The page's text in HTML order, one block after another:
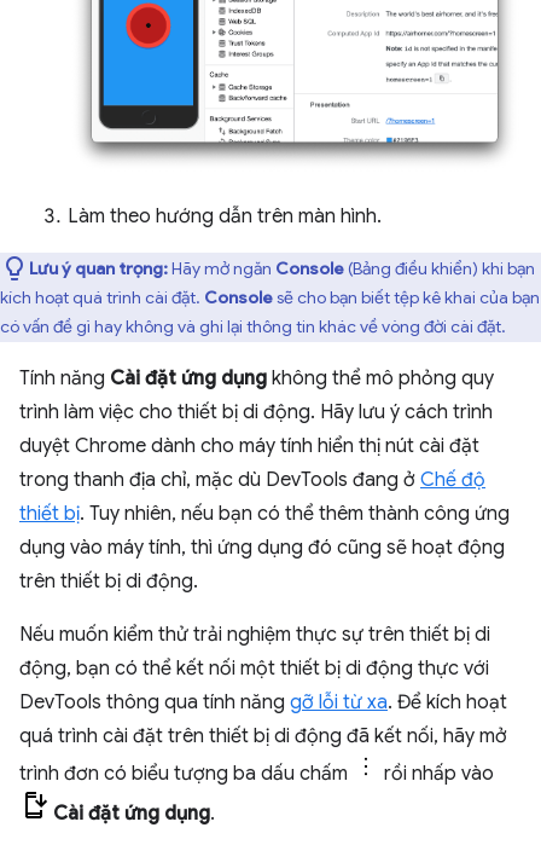
Làm theo hướng dẫn trên màn hình.
Lưu ý quan trọng:Hãy mở ngăn Console(Bảng điều khiển) khi bạn
kích hoạt quá trình cài đặt. Consolesẽ cho bạn biết tệp kê khai của bạn
có vấn đề gì hay không và ghi lại thông tin khác về vòng đời cài đặt.
Tính năng Cài đặt ứng dụng không thể mô phỏng quy
trình làm việc cho thiết bị di động. Hãy lưu ý cách trình
duyệt Chrome dành cho máy tính hiển thị nút cài đặt
trong thanh địa chỉ, mặc dù DevTools đang ở Chế độ
thiết bị. Tuy nhiên, nếu bạn có thể thêm thành công ứng
dụng vào máy tính, thì ứng dụng đó cũng sẽ hoạt động
trên thiết bị di động.
Nếu muốn kiểm thử trải nghiệm thực sự trên thiết bị di
động, bạn có thể kết nối một thiết bị di động thực với
DevTools thông qua tính năng gỡ lỗi từ xa. Để kích hoạt
quá trình cài đặt trên thiết bị di động đã kết nối, hãy mở
trình đơn có biểu tượng ba dấu chấm
rồi nhấp vào
Cài đặt ứng dụng.